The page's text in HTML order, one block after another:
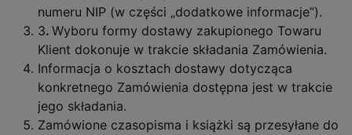
numeru NIP (w części „dodatkowe informacje”).
3. Wyboru formy dostawy zakupionego Towaru
Klient dokonuje w trakcie składania Zamówienia.
Informacja o kosztach dostawy dotycząca
konkretnego Zamówienia dostępna jest w trakcie
jego składania.
Zamówione czasopisma i książki są przesyłane do